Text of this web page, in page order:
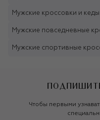
Мужские кроссовки и кеды
Мужские повседневные
Мужские спортивные
Чтобы первыми